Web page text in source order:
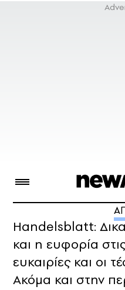
Handelsblatt:
και η ευφορία
ευκαιρίες και οι
Ακόμα και στην